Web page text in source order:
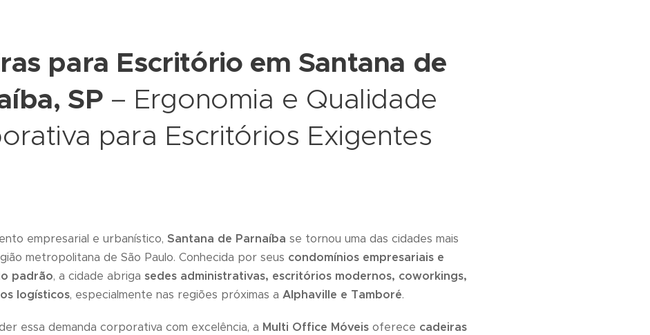
para Escritório em Santana de
SP – Ergonomia e Qualidade
para Escritórios Exigentes
empresarial e urbanístico, Santana de Parnaíba se tornou uma das cidades mais
metropolitana de São Paulo. Conhecida por seus condomínios empresariais e
padrão, a cidade abriga sedes administrativas, escritórios modernos, coworkings,
logísticos, especialmente nas regiões próximas a Alphaville e Tamboré.
essa demanda corporativa com excelência, a Multi Office Móveis oferece cadeiras